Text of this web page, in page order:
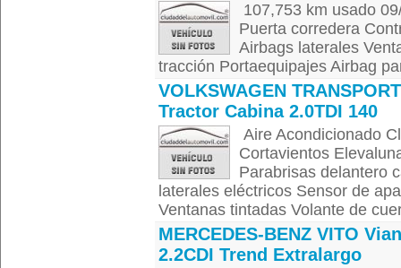
107,753 km usado
Puerta corredera
Airbags laterales
tracción Portaequipajes Airbag
VOLKSWAGEN
Tractor Cabina 2.0TDI 140
Aire Acondicionado
Cortavientos
Parabrisas delantero
laterales eléctricos Sensor de
Ventanas tintadas Volante de
MERCEDES-BENZ VITO
2.2CDI Trend Extralargo